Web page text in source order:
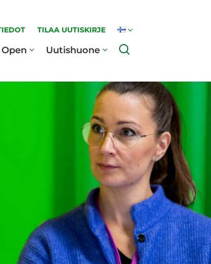
TILAA UUTISKIRJE
Uutishuone